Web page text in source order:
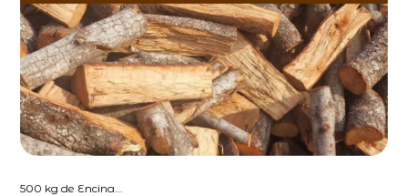
500 kg de Encina...